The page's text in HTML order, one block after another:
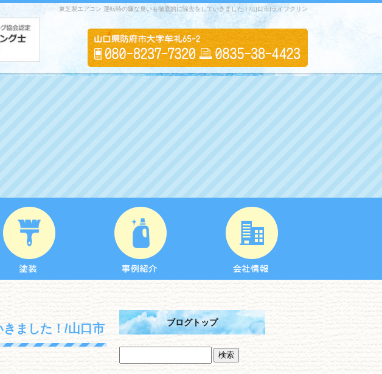
東芝製エアコン 運転時の嫌な臭いも徹底的に除去をしていきました！/山口市|ライフクリン
ました！/山口市 ブログトップ